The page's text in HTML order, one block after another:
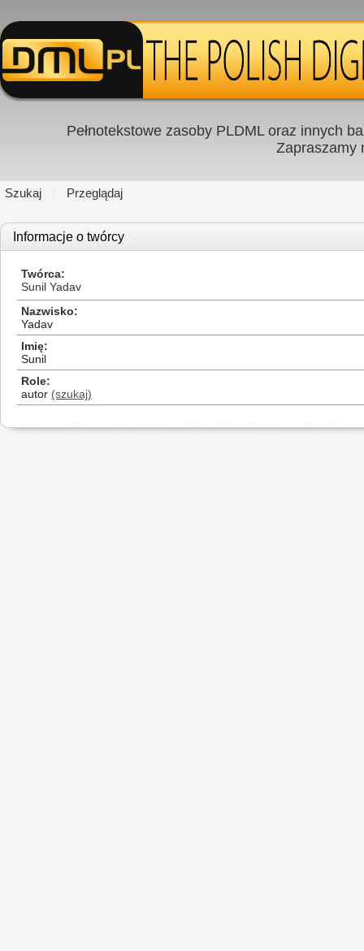
Pełnotekstowe zasoby PLDML oraz innych
Zapraszamy
Szukaj Przeglądaj
Informacje o twórcy
Twórca
Sunil Yadav
Nazwisko
Yadav
Imię
Sunil
Role
autor (szukaj)